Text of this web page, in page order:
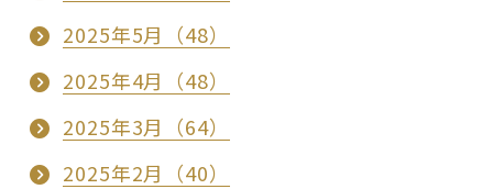
2025年5月（48）
2025年4月（48）
2025年3月（64）
2025年2月（40）